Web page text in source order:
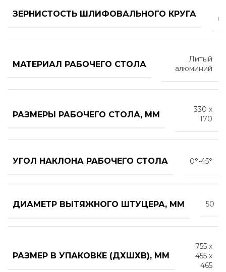
ЗЕРНИСТОСТЬ ШЛИФОВАЛЬНОГО КРУГА
МАТЕРИАЛ РАБОЧЕГО СТОЛА
Литый
алюминий
РАЗМЕРЫ РАБОЧЕГО СТОЛА, ММ
330 х
170
УГОЛ НАКЛОНА РАБОЧЕГО СТОЛА 0°-45°
ДИАМЕТР ВЫТЯЖНОГО ШТУЦЕРА, ММ 50
РАЗМЕР В УПАКОВКЕ (ДХШХВ), ММ
755 х
455 х
465